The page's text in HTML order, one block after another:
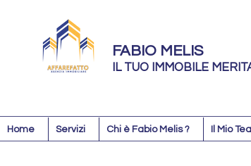
FABIO MELIS
IL TUO IMMOBILE
Home Servizi Chi è Fabio Melis ? Il Mio